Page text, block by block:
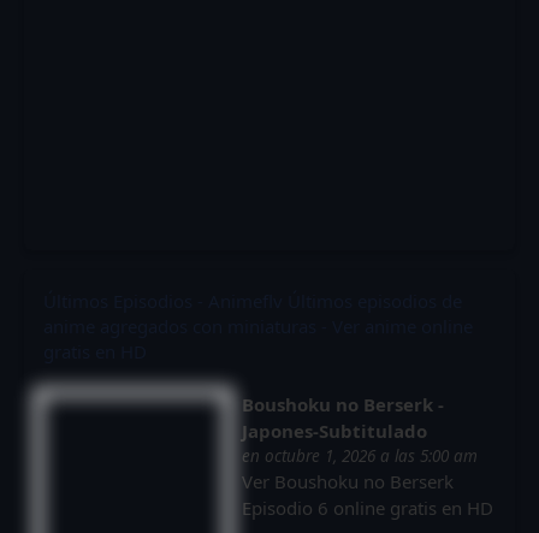
Boushoku no Berserk -
Japones-Subtitulado
en octubre 1, 2026 a las 5:00 am
Ver Boushoku no Berserk
Episodio 6 online gratis en HD